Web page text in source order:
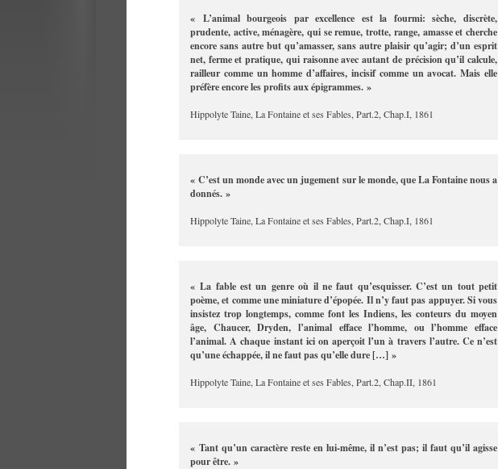
« L’animal bourgeois par excellence est la fourmi: sèche, discrète,
prudente, active, ménagère, qui se remue, trotte, range, amasse et cherche
encore sans autre but qu’amasser, sans autre plaisir qu’agir; d’un esprit
net, ferme et pratique, qui raisonne avec autant de précision qu’il calcule,
railleur comme un homme d’affaires, incisif comme un avocat. Mais elle
préfère encore les profits aux épigrammes. »
Hippolyte Taine, La Fontaine et ses Fables, Part.2, Chap.I, 1861
« C’est un monde avec un jugement sur le monde, que La Fontaine nous a
donnés. »
Hippolyte Taine, La Fontaine et ses Fables, Part.2, Chap.I, 1861
« La fable est un genre où il ne faut qu’esquisser. C’est un tout petit
poème, et comme une miniature d’épopée. Il n’y faut pas appuyer. Si vous
insistez trop longtemps, comme font les Indiens, les conteurs du moyen
âge, Chaucer, Dryden, l’animal efface l’homme, ou l’homme efface
l’animal. A chaque instant ici on aperçoit l’un à travers l’autre. Ce n’est
qu’une échappée, il ne faut pas qu’elle dure […] »
Hippolyte Taine, La Fontaine et ses Fables, Part.2, Chap.II, 1861
« Tant qu’un caractère reste en lui-même, il n’est pas; il faut qu’il agisse
pour être. »